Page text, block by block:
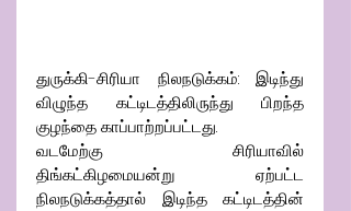
துருக்கி-சிரியா நிலநடுக்கம்: இடிந்து
விழுந்த கட்டிடத்திலிருந்து பிறந்த
குழந்தை காப்பாற்றப்பட்டது.
வடமேற்கு சிரியாவில்
திங்கட்கிழமையன்று ஏற்பட்ட
நிலநடுக்கத்தால் இடிந்த கட்டிடத்தின்